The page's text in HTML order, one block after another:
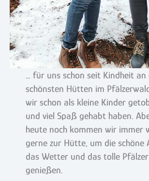
… für uns schon seit Kindheit an
schönsten Hütten im
wir schon als kleine Kinder
und viel Spaß gehabt haben.
heute noch kommen wir immer
gerne zur Hütte, um die schöne
das Wetter und das tolle Pfälzer
genießen.